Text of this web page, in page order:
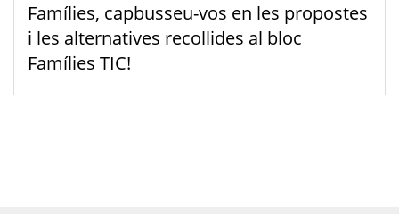
Famílies, capbusseu-vos en les propostes
i les alternatives recollides al bloc
Famílies TIC!